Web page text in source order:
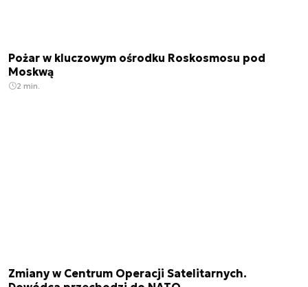
Pożar w kluczowym ośrodku Roskosmosu pod
Moskwą
2 min.
Zmiany w Centrum Operacji Satelitarnych.